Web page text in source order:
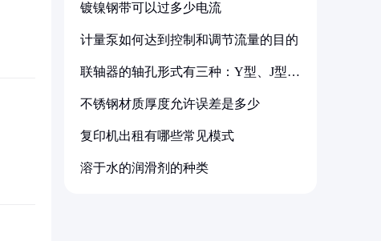
镀镍钢带可以过多少电流
计量泵如何达到控制和调节流量的目的
联轴器的轴孔形式有三种：Y型、J型、
不锈钢材质厚度允许误差是多少
复印机出租有哪些常见模式
溶于水的润滑剂的种类